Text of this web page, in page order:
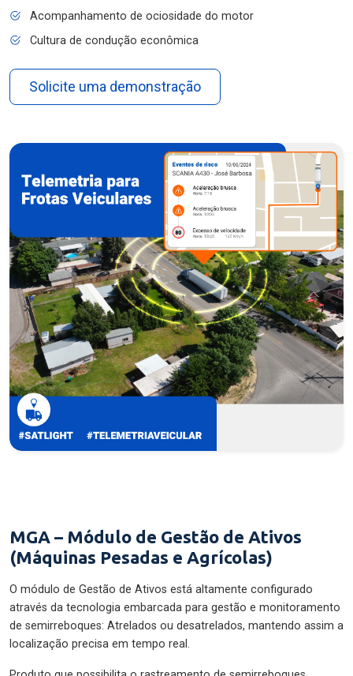
Acompanhamento de ociosidade do motor
Cultura de condução econômica
Solicite uma demonstração
MGA – Módulo de Gestão de Ativos
(Máquinas Pesadas e Agrícolas)
O módulo de Gestão de Ativos está altamente configurado
através da tecnologia embarcada para gestão e monitoramento
de semirreboques: Atrelados ou desatrelados, mantendo assim a
localização precisa em tempo real.